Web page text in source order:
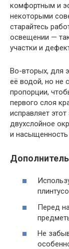
комфортным и
некоторыми
старайтесь
освещении —
участки и
Во-вторых, для
её водой, но не
пропорции,
первого слоя
исправляет
двухслойное
и насыщенность
Перед
Не